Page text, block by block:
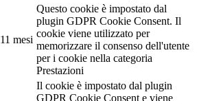
11 mesi
Questo cookie è impostato dal
plugin GDPR Cookie Consent. Il
cookie viene utilizzato per
memorizzare il consenso dell'utente
per i cookie nella categoria
Prestazioni
Il cookie è impostato dal plugin
GDPR Cookie Consent e viene